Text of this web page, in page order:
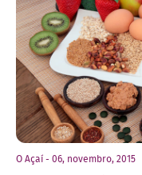
O Açaí - 06, novembro, 2015